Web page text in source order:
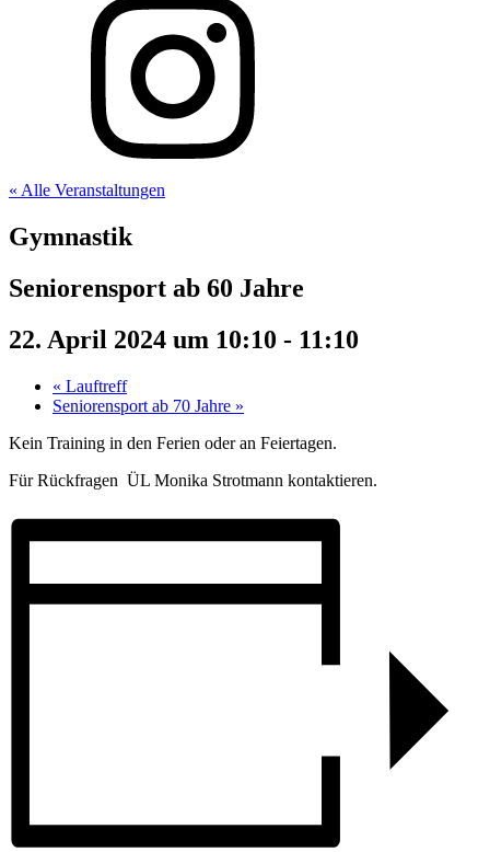
« Alle Veranstaltungen
Gymnastik
Seniorensport ab 60 Jahre
22. April 2024 um 10:10 - 11:10
« Lauftreff
Seniorensport ab 70 Jahre »
Kein Training in den Ferien oder an Feiertagen.
Für Rückfragen ÜL Monika Strotmann kontaktieren.